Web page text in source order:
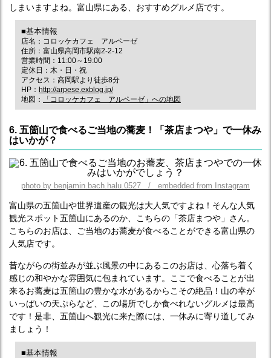
しまいますよね。富山県にある、おすすめグルメ店です。
■基本情報
店名：コロッケカフェ アルペーゼ
住所：富山県高岡市駅南2-2-12
営業時間：11:00～19:00
定休日：木・日・祝
アクセス：高岡駅より徒歩8分
HP： http://arpese.exblog.jp/
地図：
「コロッケカフェ アルペーゼ」への地図
6. 五箇山で食べるご当地の蕎麦！「茶店まつや」で一休み
はいかが？
photo by benjamin.bach.halu.0527 / embedded from Instagram
富山県の五箇山や世界遺産の観光は大人気ですよね！そんな人気
観光スポット五箇山にあるのか、こちらの「茶店まつや」さん。
こちらのお店は、ご当地のお蕎麦が食べることができる富山県の
人気店です。
昔ながらの街並みが並ぶ風景の中にあるこのお店は、心落ち着く
感じの和やかな雰囲気に包まれています。ここで食べることが出
来るお蕎麦は五箇山の豊かな水があるからこその絶品！山の幸が
いっぱいの天ぷらなど、この場所でしか食べれないグルメは最高
です！是非、五箇山へ観光に来た際には、一休みに寄り道してみ
ましょう！
■基本情報